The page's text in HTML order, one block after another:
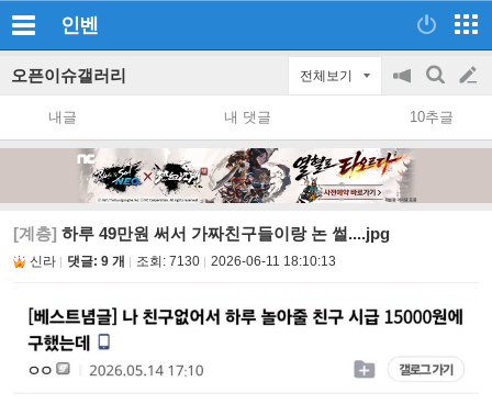
인벤
오픈이슈갤러리 전체보기
공
지
on/off
검
색
글
쓰
내글 내 댓글 10추글
[계층] 하루 49만원 써서 가짜친구들이랑 논 썰....jpg
신라 댓글: 9 개 조회: 7130 2026-06-11 18:10:13